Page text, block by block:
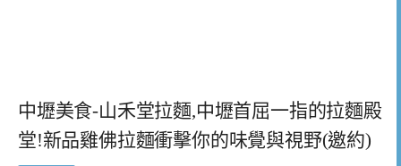
中壢美食-山禾堂拉麵,中壢首屈一指的拉麵殿
堂!新品雞佛拉麵衝擊你的味覺與視野(邀約)